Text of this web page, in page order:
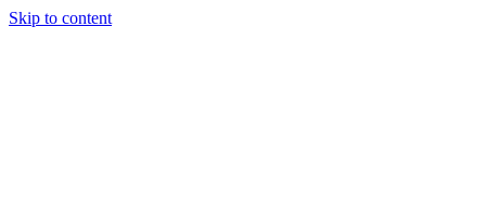
Skip to content